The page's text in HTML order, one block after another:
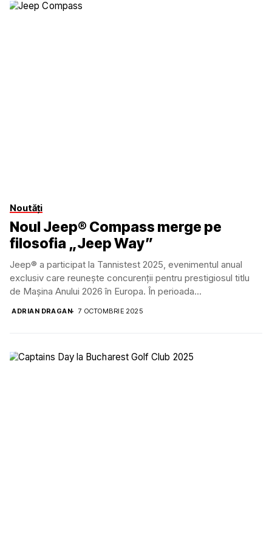
Noutăți
Noul Jeep® Compass merge pe
filosofia „Jeep Way”
Jeep® a participat la Tannistest 2025, evenimentul anual
exclusiv care reunește concurenții pentru prestigiosul titlu
de Mașina Anului 2026 în Europa. În perioada...
ADRIAN DRAGAN 7 OCTOMBRIE 2025